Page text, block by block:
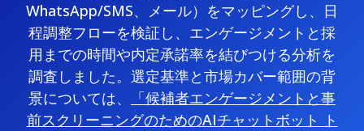
WhatsApp/SMS、メール）をマッピングし、日
程調整フローを検証し、エンゲージメントと採
用までの時間や内定承諾率を結びつける分析を
調査しました。選定基準と市場カバー範囲の背
景については、
「候補者エンゲージメントと事
前スクリーニングのためのAIチャットボット ト